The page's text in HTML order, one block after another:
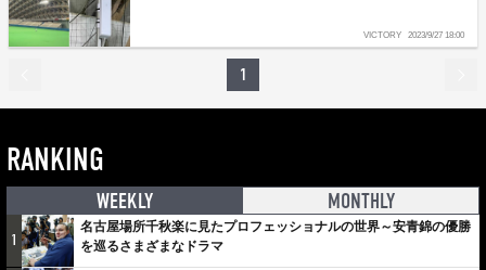
VICTORY 2023/9/27 18:00
1
RANKING
WEEKLY MONTHLY
1
名古屋場所千秋楽に見たプロフェッショナルの世界～安青錦の優勝
を巡るさまざまなドラマ